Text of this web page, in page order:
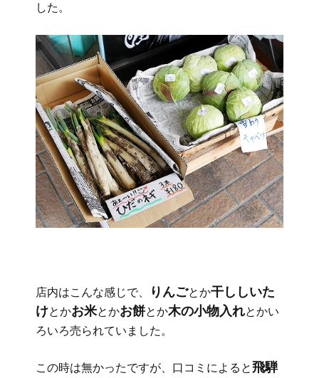
した。
店内はこんな感じで、 りんごとか干ししいた
けとかお米とかお餅とか木の小物入れとかい
ろいろ売られていました。
この時は無かったですが、口コミによると飛騨